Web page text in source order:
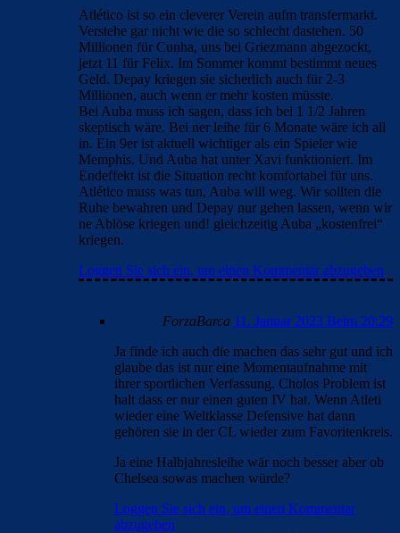
Atlético ist so ein cleverer Verein aufm transfermarkt.
Verstehe gar nicht wie die so schlecht dastehen. 50
Millionen für Cunha, uns bei Griezmann abgezockt,
jetzt 11 für Felix. Im Sommer kommt bestimmt neues
Geld. Depay kriegen sie sicherlich auch für 2-3
Millionen, auch wenn er mehr kosten müsste.
Bei Auba muss ich sagen, dass ich bei 1 1/2 Jahren
skeptisch wäre. Bei ner leihe für 6 Monate wäre ich all
in. Ein 9er ist aktuell wichtiger als ein Spieler wie
Memphis. Und Auba hat unter Xavi funktioniert. Im
Endeffekt ist die Situation recht komfortabel für uns.
Atlético muss was tun, Auba will weg. Wir sollten die
Ruhe bewahren und Depay nur gehen lassen, wenn wir
ne Ablöse kriegen und! gleichzeitig Auba „kostenfrei“
kriegen.
Loggen Sie sich ein, um einen Kommentar abzugeben
ForzaBarca 11. Januar 2023 Beim 20:29
Ja finde ich auch die machen das sehr gut und ich
glaube das ist nur eine Momentaufnahme mit
ihrer sportlichen Verfassung. Cholos Problem ist
halt dass er nur einen guten IV hat. Wenn Atleti
wieder eine Weltklasse Defensive hat dann
gehören sie in der CL wieder zum Favoritenkreis.
Ja eine Halbjahresleihe wär noch besser aber ob
Chelsea sowas machen würde?
Loggen Sie sich ein, um einen Kommentar
abzugeben